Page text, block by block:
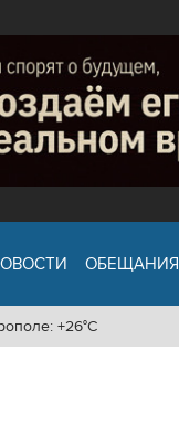
ОБЕЩАНИЯ
+26°C